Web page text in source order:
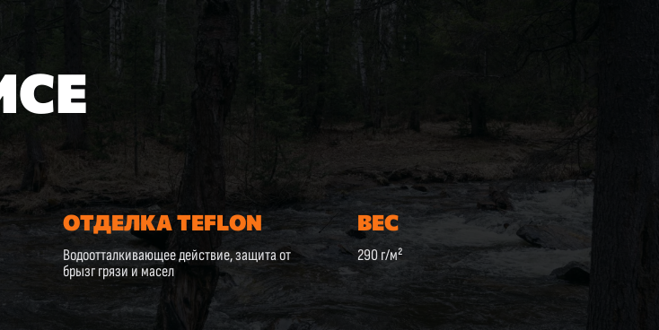
ОТДЕЛКА TEFLON
Водоотталкивающее действие, защита от
брызг грязи и масел
ВЕС
290 г/м²